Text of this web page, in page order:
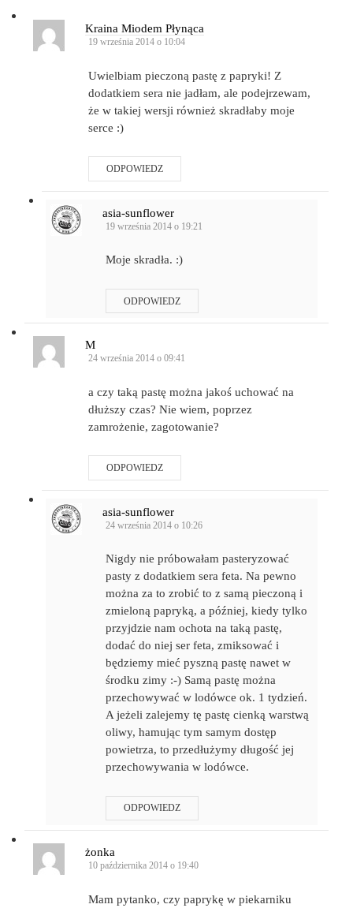
Kraina Miodem Płynąca
19 września 2014 o 10:04
Uwielbiam pieczoną pastę z papryki! Z
dodatkiem sera nie jadłam, ale podejrzewam,
że w takiej wersji również skradłaby moje
serce :)
ODPOWIEDZ
asia-sunflower
19 września 2014 o 19:21
Moje skradła. :)
ODPOWIEDZ
M
24 września 2014 o 09:41
a czy taką pastę można jakoś uchować na
dłuższy czas? Nie wiem, poprzez
zamrożenie, zagotowanie?
ODPOWIEDZ
asia-sunflower
24 września 2014 o 10:26
Nigdy nie próbowałam pasteryzować
pasty z dodatkiem sera feta. Na pewno
można za to zrobić to z samą pieczoną i
zmieloną papryką, a później, kiedy tylko
przyjdzie nam ochota na taką pastę,
dodać do niej ser feta, zmiksować i
będziemy mieć pyszną pastę nawet w
środku zimy :-) Samą pastę można
przechowywać w lodówce ok. 1 tydzień.
A jeżeli zalejemy tę pastę cienką warstwą
oliwy, hamując tym samym dostęp
powietrza, to przedłużymy długość jej
przechowywania w lodówce.
ODPOWIEDZ
żonka
10 października 2014 o 19:40
Mam pytanko, czy paprykę w piekarniku